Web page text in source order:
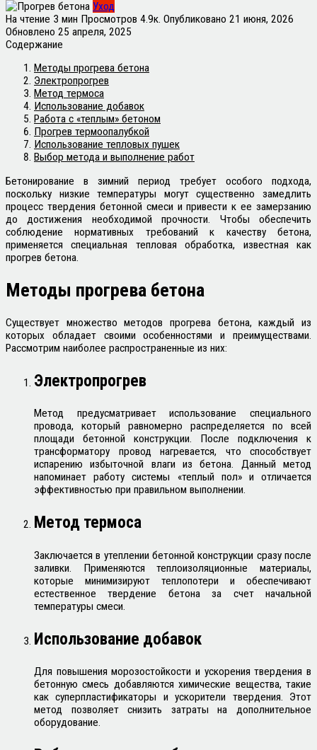
Уход
На чтение 3 мин Просмотров 4.9к. Опубликовано 21 июня, 2026
Обновлено 25 апреля, 2025
Содержание
Методы прогрева бетона
Электропрогрев
Метод термоса
Использование добавок
Работа с «теплым» бетоном
Прогрев термоопалубкой
Использование тепловых пушек
Выбор метода и выполнение работ
Бетонирование в зимний период требует особого подхода,
поскольку низкие температуры могут существенно замедлить
процесс твердения бетонной смеси и привести к ее замерзанию
до достижения необходимой прочности. Чтобы обеспечить
соблюдение нормативных требований к качеству бетона,
применяется специальная тепловая обработка, известная как
прогрев бетона.
Методы прогрева бетона
Существует множество методов прогрева бетона, каждый из
которых обладает своими особенностями и преимуществами.
Рассмотрим наиболее распространенные из них:
Электропрогрев
Метод предусматривает использование специального
провода, который равномерно распределяется по всей
площади бетонной конструкции. После подключения к
трансформатору провод нагревается, что способствует
испарению избыточной влаги из бетона. Данный метод
напоминает работу системы «теплый пол» и отличается
эффективностью при правильном выполнении.
Метод термоса
Заключается в утеплении бетонной конструкции сразу после
заливки. Применяются теплоизоляционные материалы,
которые минимизируют теплопотери и обеспечивают
естественное твердение бетона за счет начальной
температуры смеси.
Использование добавок
Для повышения морозостойкости и ускорения твердения в
бетонную смесь добавляются химические вещества, такие
как суперпластификаторы и ускорители твердения. Этот
метод позволяет снизить затраты на дополнительное
оборудование.